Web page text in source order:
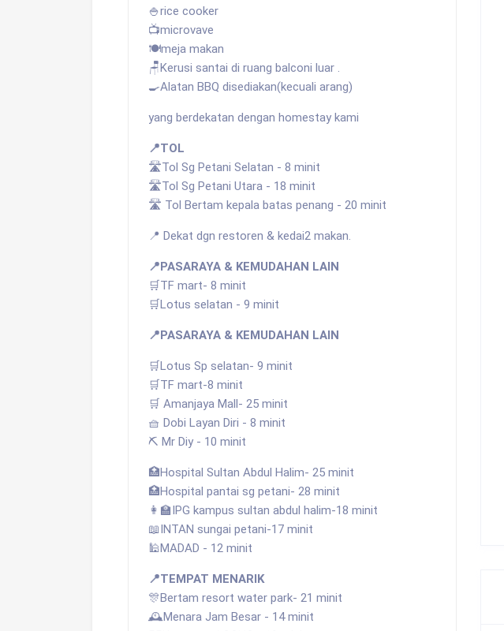
🍚rice cooker
📺microvave
🍽️meja makan
🪑Kerusi santai di ruang balconi luar .
🍳Alatan BBQ disediakan(kecuali arang)
yang berdekatan dengan homestay kami
📍TOL
🛣️Tol Sg Petani Selatan - 8 minit
🛣️Tol Sg Petani Utara - 18 minit
🛣️ Tol Bertam kepala batas penang - 20 minit
📍 Dekat dgn restoren & kedai2 makan.
📍PASARAYA & KEMUDAHAN LAIN
🛒TF mart- 8 minit
🛒Lotus selatan - 9 minit
📍PASARAYA & KEMUDAHAN LAIN
🛒Lotus Sp selatan- 9 minit
🛒TF mart-8 minit
🛒 Amanjaya Mall- 25 minit
🧺 Dobi Layan Diri - 8 minit
⛏️ Mr Diy - 10 minit
🏥Hospital Sultan Abdul Halim- 25 minit
🏥Hospital pantai sg petani- 28 minit
👩‍🏫IPG kampus sultan abdul halim-18 minit
📖INTAN sungai petani-17 minit
🕌MADAD - 12 minit
📍TEMPAT MENARIK
🎊Bertam resort water park- 21 minit
🕰️Menara Jam Besar - 14 minit